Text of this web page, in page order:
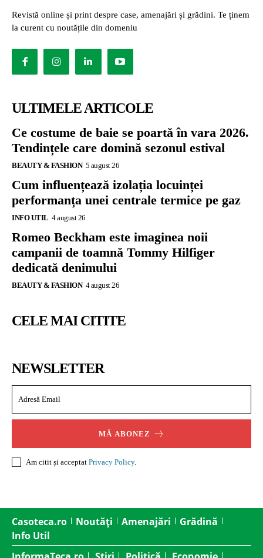
Revistă online și print despre case, amenajări și grădini. Te ținem
la curent cu noutățile din domeniu
ULTIMELE ARTICOLE
Ce costume de baie se poartă în vara 2026.
Tendințele care domină sezonul estival
BEAUTY & FASHION 5 august 26
Cum influențează izolația locuinței
performanța unei centrale termice pe gaz
INFO UTIL 4 august 26
Romeo Beckham este imaginea noii
campanii de toamnă Tommy Hilfiger
dedicată denimului
BEAUTY & FASHION 4 august 26
CELE MAI CITITE
NEWSLETTER
MĂ ABONEZ
Am citit și acceptat Privacy Policy.
Casoteca.ro Noutăți Amenajări
Grădină
Info Util